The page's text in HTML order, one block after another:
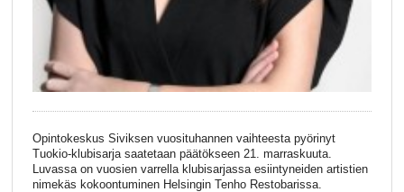
Opintokeskus Siviksen vuosituhannen vaihteesta pyörinyt
Tuokio-klubisarja saatetaan päätökseen 21. marraskuuta.
Luvassa on vuosien varrella klubisarjassa esiintyneiden artistien
nimekäs kokoontuminen Helsingin Tenho Restobarissa.